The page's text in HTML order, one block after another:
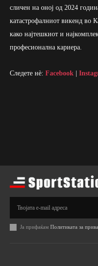
сличен на оној од 2024
катастрофалниот викенд во
како најтешкиот и
професионална кариера.
Следете нè: Facebook
Ја прифаќам Политиката за